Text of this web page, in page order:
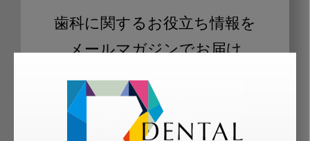
歯科に関するお役立ち情報を
メールマガジンでお届け
ご登録いただいた職種（歯科医師、歯